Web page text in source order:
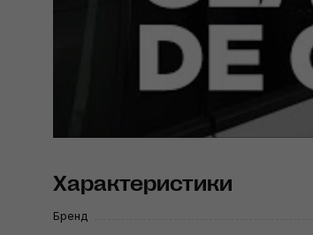
Характеристики
Бренд